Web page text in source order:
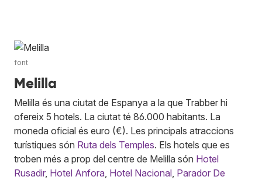
font
Melilla
Melilla és una ciutat de Espanya a la que Trabber hi
ofereix 5 hotels. La ciutat té 86.000 habitants. La
moneda oficial és euro (€). Les principals atraccions
turístiques són Ruta dels Temples. Els hotels que es
troben més a prop del centre de Melilla són Hotel
Rusadir, Hotel Anfora, Hotel Nacional, Parador De